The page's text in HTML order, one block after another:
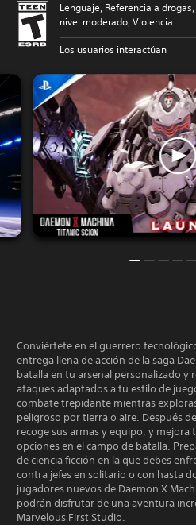
Lenguaje, Referencia a
nivel moderado, Violencia
Los usuarios interactúan
Conviértete en el guerrero
entrega llena de acción de la saga
batalla en tu arsenal personalizado y
ataques adaptados a tu estilo de
combate trepidante mientras
peligroso por tierra o aire. Después
recoge sus armas y equipo, y mejora
opciones en el campo de batalla.
de ciencia ficción en la que debes
contra jefes en solitario o con hasta
jugadores nuevos de Daemon X
podrán disfrutar de una aventura
Marvelous First Studio.